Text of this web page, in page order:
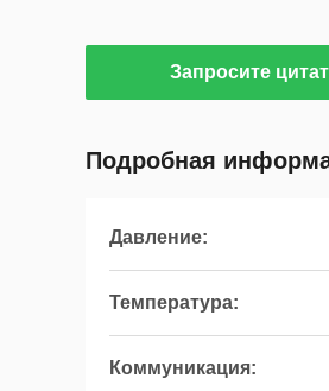
Запросите
Подробная
Давление:
Температура:
Коммуникация: